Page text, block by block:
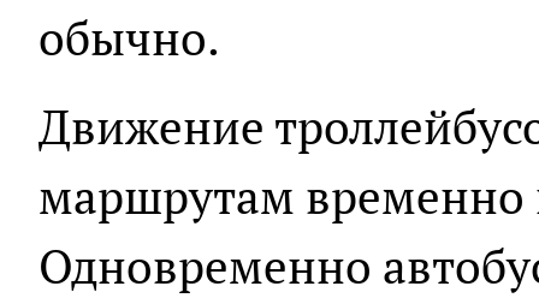
обычно.
Движение
маршрутам временно
Одновременно